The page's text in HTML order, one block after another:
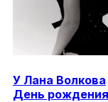
У Лана Волкова
День